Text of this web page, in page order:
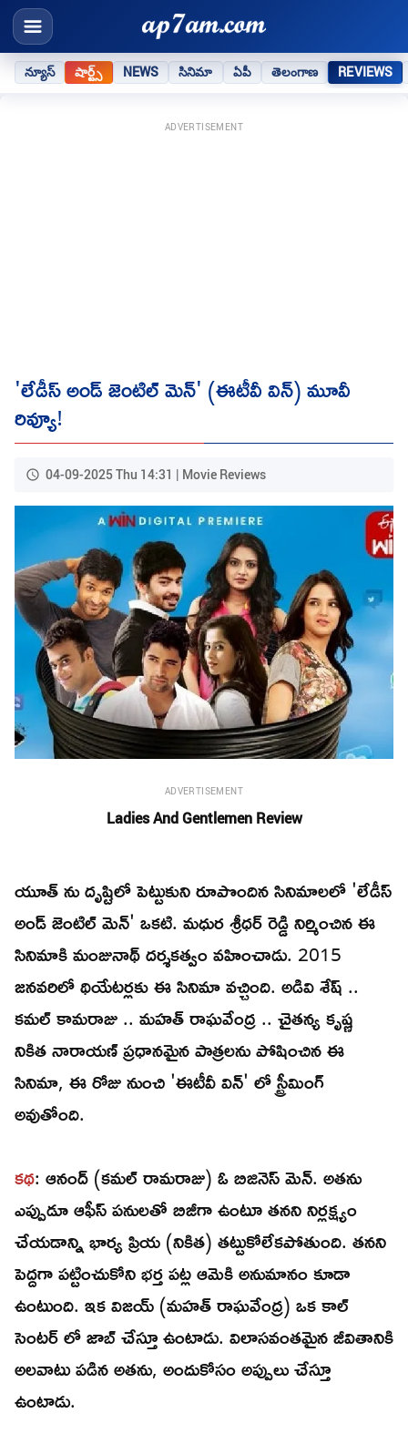
న్యూస్ షార్ట్స్ NEWS సినిమా ఏపీ తెలంగాణ REVIEWS
ADVERTISEMENT
'లేడీస్ అండ్ జెంటిల్ మెన్' (ఈటీవీ విన్) మూవీ
రివ్యూ!
04-09-2025 Thu 14:31 | Movie Reviews
ADVERTISEMENT
Ladies And Gentlemen Review
యూత్ ను దృష్టిలో పెట్టుకుని రూపొందిన సినిమాలలో 'లేడీస్
అండ్ జెంటిల్ మెన్' ఒకటి. మధుర శ్రీధర్ రెడ్డి నిర్మించిన ఈ
సినిమాకి మంజునాథ్ దర్శకత్వం వహించాడు. 2015
జనవరిలో థియేటర్లకు ఈ సినిమా వచ్చింది. అడివి శేష్ ..
కమల్ కామరాజు .. మహత్ రాఘవేంద్ర .. చైతన్య కృష్ణ
నికిత నారాయణ్ ప్రధానమైన పాత్రలను పోషించిన ఈ
సినిమా, ఈ రోజు నుంచి 'ఈటీవీ విన్' లో స్ట్రీమింగ్
అవుతోంది.
కథ: ఆనంద్ (కమల్ రామరాజు) ఓ బిజినెస్ మెన్. అతను
ఎప్పుడూ ఆఫీస్ పనులతో బిజీగా ఉంటూ తనని నిర్లక్ష్యం
చేయడాన్ని భార్య ప్రియ (నికిత) తట్టుకోలేకపోతుంది. తనని
పెద్దగా పట్టించుకోని భర్త పట్ల ఆమెకి అనుమానం కూడా
ఉంటుంది. ఇక విజయ్ (మహత్ రాఘవేంద్ర) ఒక కాల్
సెంటర్ లో జాబ్ చేస్తూ ఉంటాడు. విలాసవంతమైన జీవితానికి
అలవాటు పడిన అతను, అందుకోసం అప్పులు చేస్తూ
ఉంటాడు.